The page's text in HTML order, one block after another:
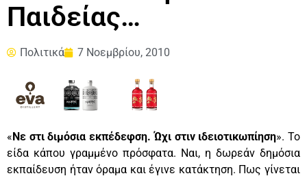
Παιδείας…
Πολιτικά 7 Νοεμβρίου, 2010
«Νε στι διμόσια εκπέδεφση. Ώχι στιν ιδειοτικωπίηση». Το
είδα κάπου γραμμένο πρόσφατα. Ναι, η δωρεάν δημόσια
εκπαίδευση ήταν όραμα και έγινε κατάκτηση. Πως γίνεται